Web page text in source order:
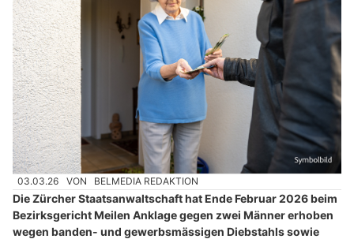
03.03.26 VON BELMEDIA REDAKTION
Die Zürcher Staatsanwaltschaft hat Ende Februar 2026 beim
Bezirksgericht Meilen Anklage gegen zwei Männer erhoben
wegen banden- und gewerbsmässigen Diebstahls sowie